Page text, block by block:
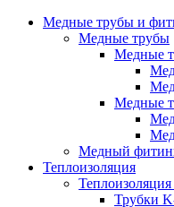
Медные трубы и
Медные трубы
Медные
Медные
Медный
Теплоизоляция
Трубки